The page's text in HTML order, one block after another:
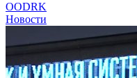
OODRK
Новости